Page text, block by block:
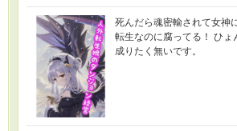
死んだら魂密輸されて女神
転生なのに腐ってる！ ひ
成りたく無いです。